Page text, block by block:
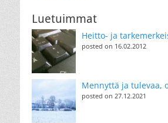
Luetuimmat
Heitto- ja
posted on 16.02.2012
Mennyttä ja tulevaa,
posted on 27.12.2021